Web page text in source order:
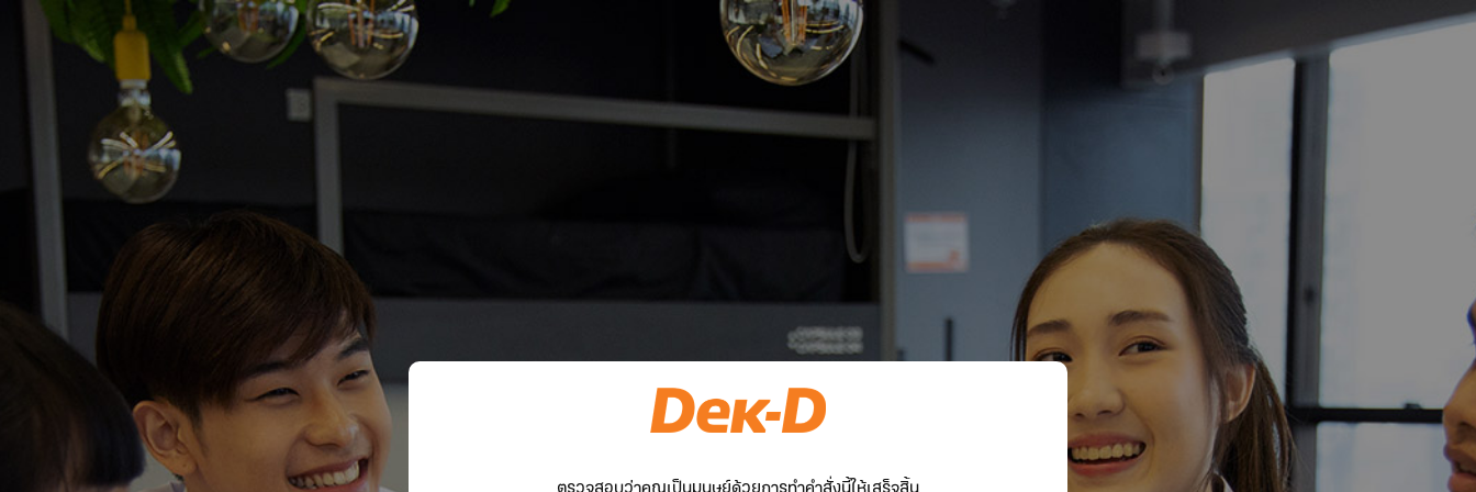
ตรวจสอบว่าคุณเป็นมนุษย์ด้วยการทำคำสั่งนี้ให้เสร็จสิ้น